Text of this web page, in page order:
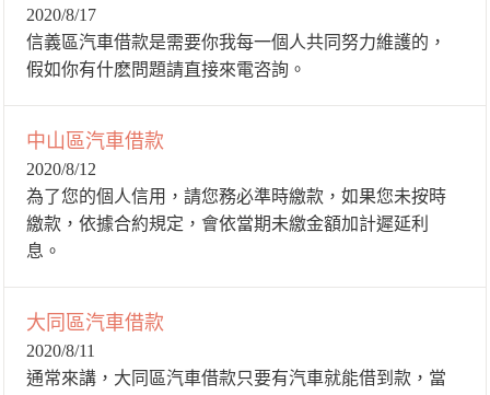
2020/8/17
信義區汽車借款是需要你我每一個人共同努力維護的，
假如你有什麽問題請直接來電咨詢。
中山區汽車借款
2020/8/12
為了您的個人信用，請您務必準時繳款，如果您未按時
繳款，依據合約規定，會依當期未繳金額加計遲延利
息。
大同區汽車借款
2020/8/11
通常來講，大同區汽車借款只要有汽車就能借到款，當